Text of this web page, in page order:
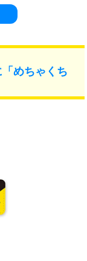
めちゃくち